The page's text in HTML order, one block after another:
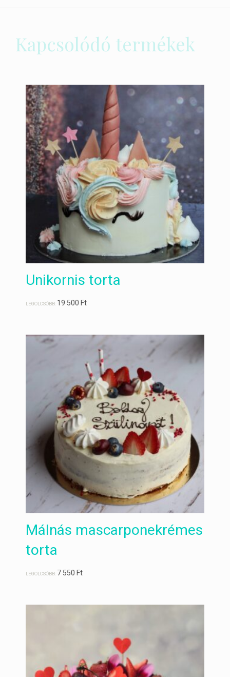
Kapcsolódó termékek
Unikornis torta
LEGOLCSÓBB: 19 500Ft
Málnás mascarponekrémes
torta
LEGOLCSÓBB: 7 550Ft